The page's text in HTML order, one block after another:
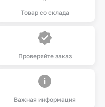
Товар со склада
Проверяйте заказ
Важная информация